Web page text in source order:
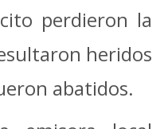
perdieron la
heridos
abatidos.